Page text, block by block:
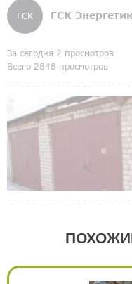
ГСК ГСК Энергетик
За сегодня 2 просмотров
Всего 2848 просмотров